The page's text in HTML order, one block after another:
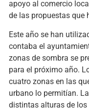
apoyo al comercio
de las propuestas que
Este año se han
contaba el
zonas de sombra se
para el próximo año.
cuatro zonas en las
urbano lo permitían.
distintas alturas de